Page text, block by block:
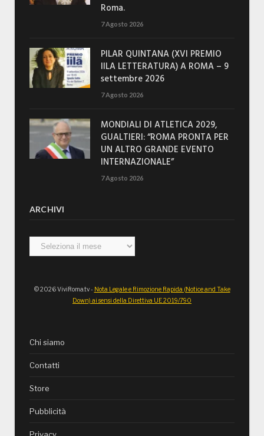
Roma.
7 Agosto 2026
PILAR QUINTANA (XVI PREMIO
IILA LETTERATURA) A ROMA – 9
settembre 2026
7 Agosto 2026
MONDIALI DI ATLETICA 2029,
GUALTIERI: “ROMA PRONTA PER
UN ALTRO GRANDE EVENTO
INTERNAZIONALE”
7 Agosto 2026
ARCHIVI
Archivi
© 2026 ViviRoma.tv - Nota Legale e Rimozione Rapida (Notice and Take
Down) ai sensi della Direttiva UE 2019/790
Chi siamo
Contatti
Store
Pubblicità